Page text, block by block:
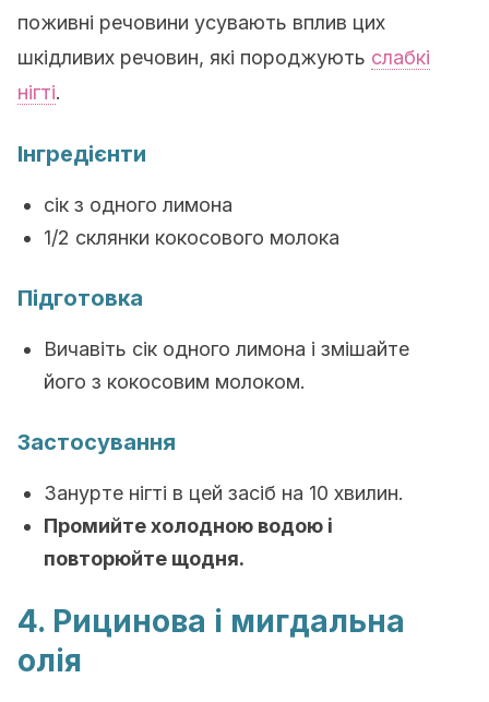
поживні речовини усувають вплив цих
шкідливих речовин, які породжують слабкі
нігті.
Інгредієнти
сік з одного лимона
1/2 склянки кокосового молока
Підготовка
Вичавіть сік одного лимона і змішайте
його з кокосовим молоком.
Застосування
Занурте нігті в цей засіб на 10 хвилин.
Промийте холодною водою і
повторюйте щодня.
4. Рицинова і мигдальна
олія